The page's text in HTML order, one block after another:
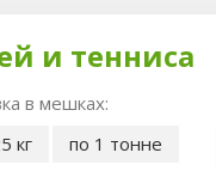
и тенниса
в мешках:
кг
по 1 тонне